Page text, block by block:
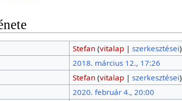
Stefan (vitalap |szerkesztései)
2018. március 12., 17:26
Stefan (vitalap |szerkesztései)
2020. február 4., 20:00